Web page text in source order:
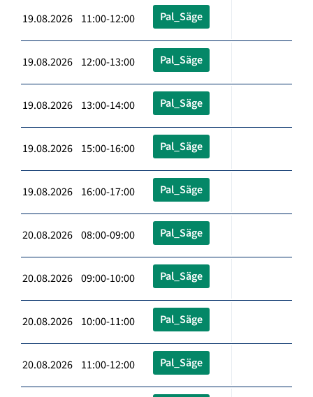
19.08.2026 11:00-12:00 Pal_Säge
19.08.2026 12:00-13:00 Pal_Säge
19.08.2026 13:00-14:00 Pal_Säge
19.08.2026 15:00-16:00 Pal_Säge
19.08.2026 16:00-17:00 Pal_Säge
20.08.2026 08:00-09:00 Pal_Säge
20.08.2026 09:00-10:00 Pal_Säge
20.08.2026 10:00-11:00 Pal_Säge
20.08.2026 11:00-12:00 Pal_Säge